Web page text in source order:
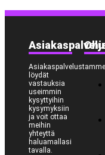
Asiakaspalvelu
Asiakaspalvelustamme
löydät
vastauksia
useimmin
kysyttyihin
kysymyksiin
ja voit ottaa
meihin
yhteyttä
haluamallasi
tavalla.